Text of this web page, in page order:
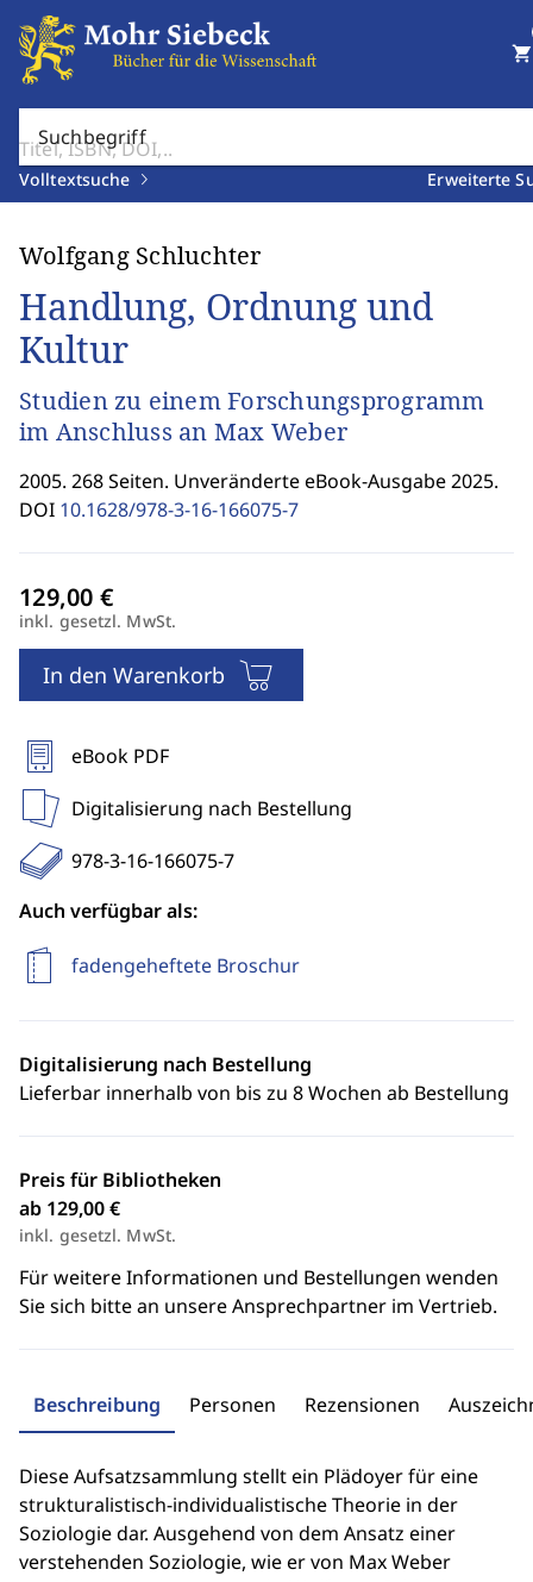
Suchbegriff
Volltextsuche Erweiterte
shopping_cart
Wolfgang Schluchter
Handlung, Ordnung und
Kultur
Studien zu einem Forschungsprogramm
im Anschluss an Max Weber
2005. 268 Seiten. Unveränderte eBook-Ausgabe 2025.
DOI 10.1628/978-3-16-166075-7
inkl. gesetzl. MwSt.
In den Warenkorb
eBook PDF
Digitalisierung nach Bestellung
978-3-16-166075-7
Auch verfügbar als:
fadengeheftete Broschur
Digitalisierung nach Bestellung
Lieferbar innerhalb von bis zu 8 Wochen ab Bestellung
Preis für Bibliotheken
ab 129,00 €
inkl. gesetzl. MwSt.
Für weitere Informationen und Bestellungen wenden
Sie sich bitte an unsere Ansprechpartner im Vertrieb.
Beschreibung Personen Rezensionen
Diese Aufsatzsammlung stellt ein Plädoyer für eine
strukturalistisch-individualistische Theorie in der
Soziologie dar. Ausgehend von dem Ansatz einer
verstehenden Soziologie, wie er von Max Weber